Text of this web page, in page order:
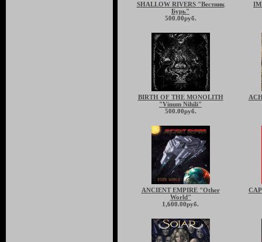
SHALLOW RIVERS "Вестник
Бурь"
500.00руб.
BIRTH OF THE MONOLITH
"Vinum Nihili"
500.00руб.
ANCIENT EMPIRE "Other
World"
1,600.00руб.